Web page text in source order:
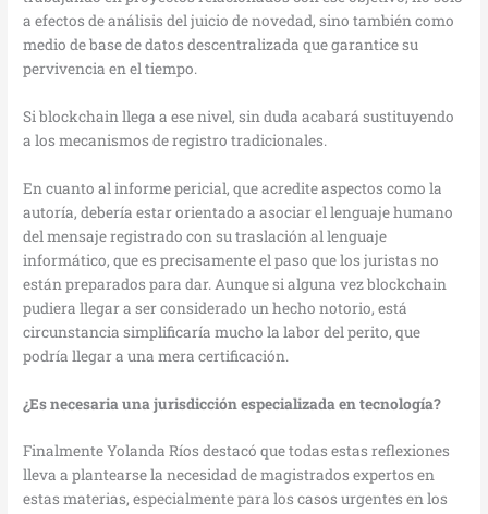
a efectos de análisis del juicio de novedad, sino también como
medio de base de datos descentralizada que garantice su
pervivencia en el tiempo.
Si blockchain llega a ese nivel, sin duda acabará sustituyendo
a los mecanismos de registro tradicionales.
En cuanto al informe pericial, que acredite aspectos como la
autoría, debería estar orientado a asociar el lenguaje humano
del mensaje registrado con su traslación al lenguaje
informático, que es precisamente el paso que los juristas no
están preparados para dar. Aunque si alguna vez blockchain
pudiera llegar a ser considerado un hecho notorio, está
circunstancia simplificaría mucho la labor del perito, que
podría llegar a una mera certificación.
¿Es necesaria una jurisdicción especializada en tecnología?
Finalmente Yolanda Ríos destacó que todas estas reflexiones
lleva a plantearse la necesidad de magistrados expertos en
estas materias, especialmente para los casos urgentes en los